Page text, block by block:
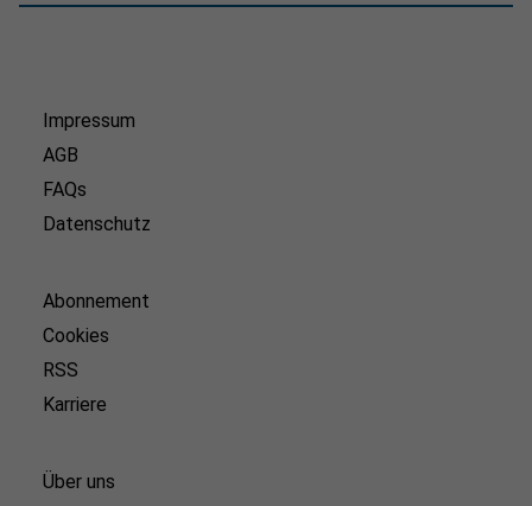
Impressum
AGB
FAQs
Datenschutz
Abonnement
Cookies
RSS
Karriere
Über uns